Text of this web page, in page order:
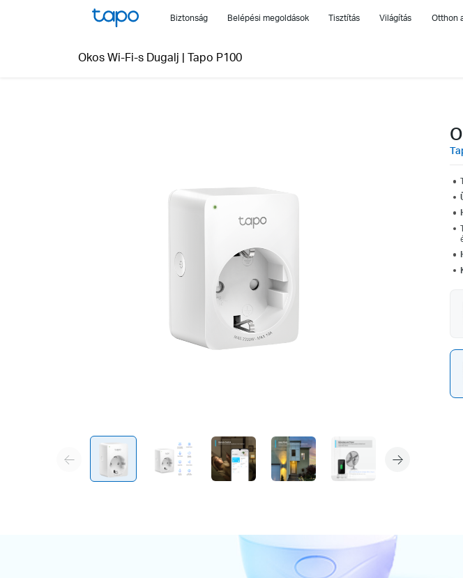
Biztonság Belépési megoldások Tisztítás Világítás Otthon
Okos Wi-Fi-s Dugalj | Tapo P100